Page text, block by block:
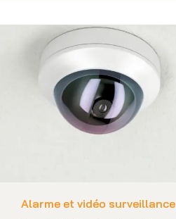
Alarme et vidéo surveillance